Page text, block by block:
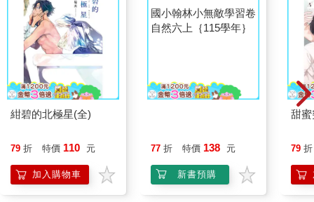
紺碧的北極星(全)
79 折 特價 110 元
加入購物車
77 折 特價 138 元
新書預購
甜
79 折